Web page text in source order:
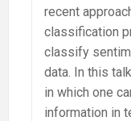
recent
classification
classify
data. In this
in which one
information in